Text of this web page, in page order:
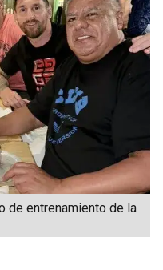
de entrenamiento de la